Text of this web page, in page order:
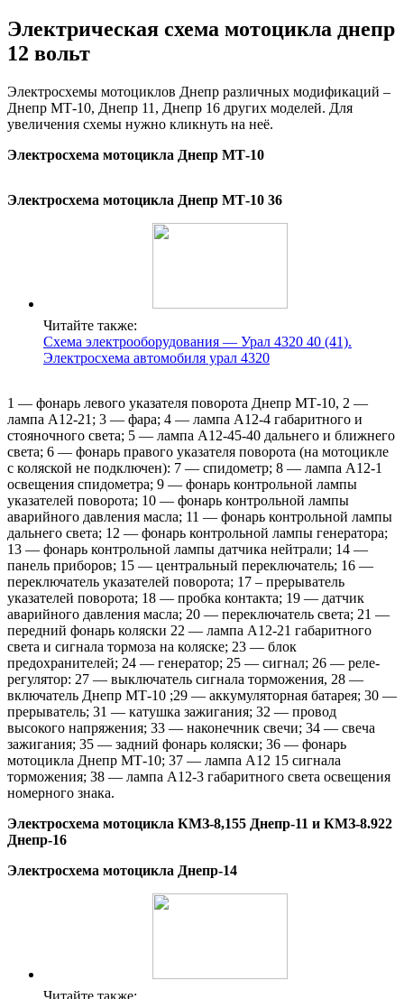
Электрическая схема мотоцикла днепр
12 вольт
Электросхемы мотоциклов Днепр различных модификаций –
Днепр МТ-10, Днепр 11, Днепр 16 других моделей. Для
увеличения схемы нужно кликнуть на неё.
Электросхема мотоцикла Днепр МТ-10
Электросхема мотоцикла Днепр МТ-10 36
Читайте также:
Схема электрооборудования — Урал 4320 40 (41).
Электросхема автомобиля урал 4320
1 — фонарь левого указателя поворота Днепр МТ-10, 2 —
лампа А12-21; 3 — фара; 4 — лампа А12-4 габаритного и
стояночного света; 5 — лампа А12-45-40 дальнего и ближнего
света; 6 — фонарь правого указателя поворота (на мотоцикле
с коляской не подключен): 7 — спидометр; 8 — лампа А12-1
освещения спидометра; 9 — фонарь контрольной лампы
указателей поворота; 10 — фонарь контрольной лампы
аварийного давления масла; 11 — фонарь контрольной лампы
дальнего света; 12 — фонарь контрольной лампы генератора;
13 — фонарь контрольной лампы датчика нейтрали; 14 —
панель приборов; 15 — центральный переключатель; 16 —
переключатель указателей поворота; 17 – прерыватель
указателей поворота; 18 — пробка контакта; 19 — датчик
аварийного давления масла; 20 — переключатель света; 21 —
передний фонарь коляски 22 — лампа А12-21 габаритного
света и сигнала тормоза на коляске; 23 — блок
предохранителей; 24 — генератор; 25 — сигнал; 26 — реле-
регулятор: 27 — выключатель сигнала торможения, 28 —
включатель Днепр МТ-10 ;29 — аккумуляторная батарея; 30 —
прерыватель; 31 — катушка зажигания; 32 — провод
высокого напряжения; 33 — наконечник свечи; 34 — свеча
зажигания; 35 — задний фонарь коляски; 36 — фонарь
мотоцикла Днепр МТ-10; 37 — лампа А12 15 сигнала
торможения; 38 — лампа А12-3 габаритного света освещения
номерного знака.
Электросхема мотоцикла КМЗ-8,155 Днепр-11 и КМЗ-8.922
Днепр-16
Электросхема мотоцикла Днепр-14
Читайте также: